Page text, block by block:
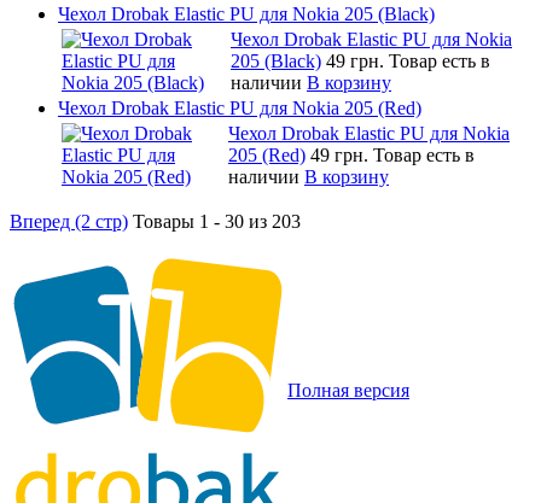
Чехол Drobak Elastic PU для Nokia 205 (Black)
Чехол Drobak Elastic PU для Nokia
205 (Black) 49 грн. Товар есть в
наличии В корзину
Чехол Drobak Elastic PU для Nokia 205 (Red)
Чехол Drobak Elastic PU для Nokia
205 (Red) 49 грн. Товар есть в
наличии В корзину
Вперед (2 стр) Товары 1 - 30 из 203
Полная версия